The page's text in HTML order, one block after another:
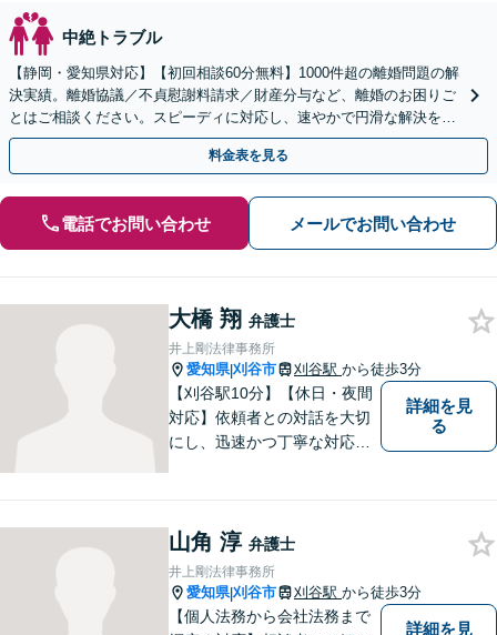
中絶トラブル
【静岡・愛知県対応】【初回相談60分無料】1000件超の離婚問題の解
決実績。離婚協議／不貞慰謝料請求／財産分与など、離婚のお困りご
とはご相談ください。スピーディに対応し、速やかで円滑な解決を目
指します【女性弁護士・男性弁護士どちらも所属】
料金表を見る
電話でお問い合わせ メールでお問い合わせ
大橋 翔 弁護士
井上剛法律事務所
愛知県|刈谷市 刈谷駅 から徒歩3分
【刈谷駅10分】【休日・夜間
対応】依頼者との対話を大切
にし、迅速かつ丁寧な対応を
サービスを提供。【駐車場完
備】
詳細を見
る
山角 淳 弁護士
井上剛法律事務所
愛知県|刈谷市 刈谷駅 から徒歩3分
【個人法務から会社法務まで
詳細を見